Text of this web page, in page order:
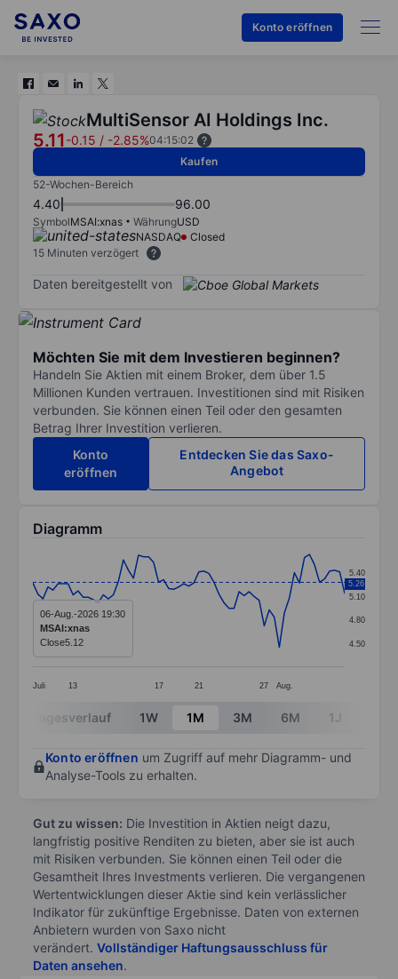
Konto eröffnen
MultiSensor AI Holdings Inc.
5.11-0.15 / -2.85%04:15:02
Kaufen
52-Wochen-Bereich
4.40 96.00
SymbolMSAI:xnas WährungUSD
NASDAQ
Closed
15 Minuten verzögert
Daten bereitgestellt von
Möchten Sie mit dem Investieren beginnen?
Handeln Sie Aktien mit einem Broker, dem über 1.5
Millionen Kunden vertrauen. Investitionen sind mit Risiken
verbunden. Sie können einen Teil oder den gesamten
Betrag Ihrer Investition verlieren.
Konto
eröffnen
Entdecken Sie das Saxo-
Angebot
Diagramm
Line chart with 63 data points.
The chart has 1 X axis displaying categories.
The chart has 1 Y axis displaying values. Data
Juli 13 17 21 27 Aug.
4.50
4.80
5.10
5.40
5.26
06-Aug.-2026 19:30
MSAI:xnas
Close5.12
End of interactive chart.
Tagesverlauf 1W 1M 3M 6M 1J
Konto eröffnen um Zugriff auf mehr Diagramm- und
Analyse-Tools zu erhalten.
Gut zu wissen: Die Investition in Aktien neigt dazu,
langfristig positive Renditen zu bieten, aber sie ist auch
mit Risiken verbunden. Sie können einen Teil oder die
Gesamtheit Ihres Investments verlieren. Die vergangenen
Wertentwicklungen dieser Aktie sind kein verlässlicher
Indikator für zukünftige Ergebnisse. Daten von externen
Anbietern wurden von Saxo nicht
verändert. Vollständiger Haftungsausschluss für
Daten ansehen.